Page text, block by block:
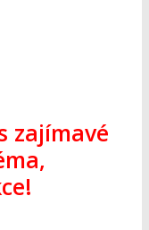
zajímavé